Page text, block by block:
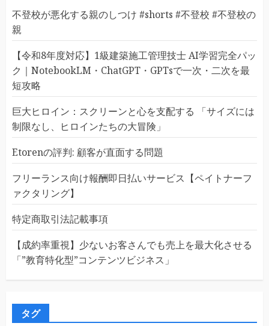
不登校が悪化する親のしつけ #shorts #不登校 #不登校の
親
【令和8年度対応】1級建築施工管理技士 AI学習完全パッ
ク｜NotebookLM・ChatGPT・GPTsで一次・二次を最
短攻略
巨大ヒロイン：スクリーンと心を支配する 「サイズには
制限なし、ヒロインたちの大冒険」
Etorenの評判: 顧客が直面する問題
フリーランス向け報酬即日払いサービス【ペイトナーフ
ァクタリング】
特定商取引法記載事項
【成約率重視】少ないお客さんでも売上を最大化させる
「”教育特化型”コンテンツビジネス」
タグ